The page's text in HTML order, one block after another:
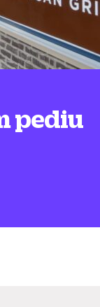
pediu